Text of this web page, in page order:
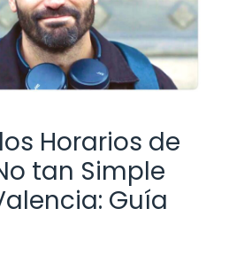
Horarios de
tan Simple
Guía